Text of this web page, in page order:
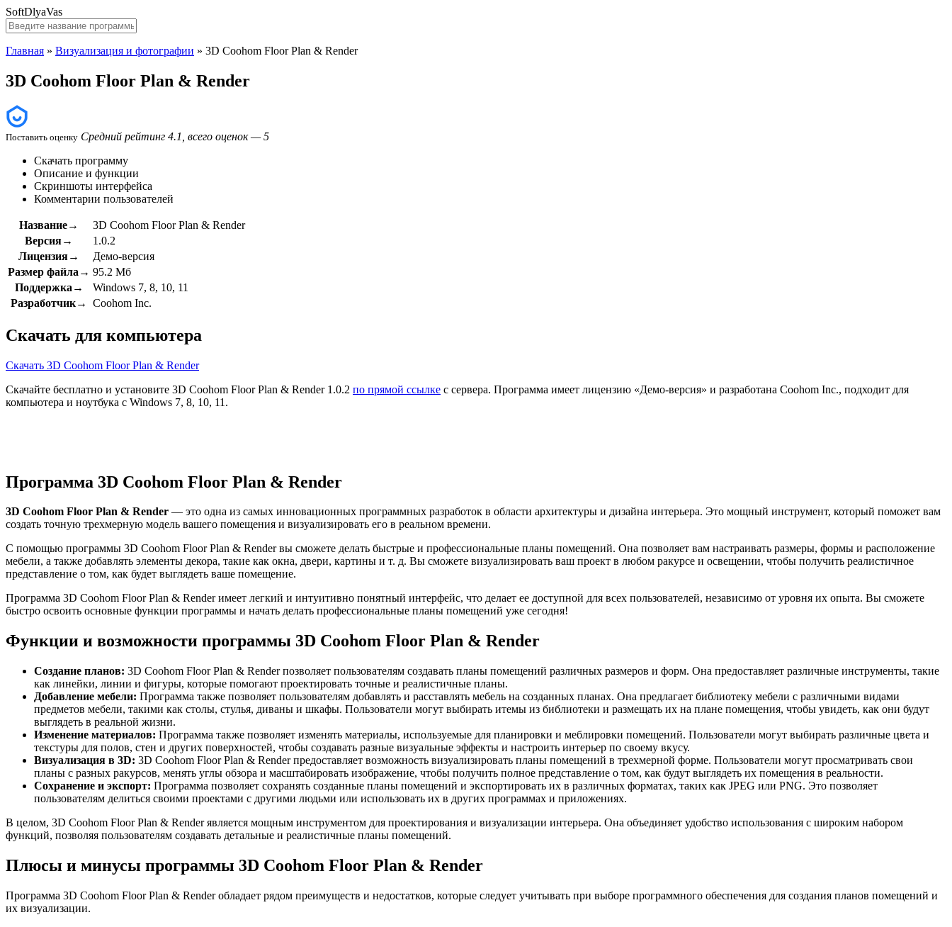
SoftDlyaVas
Главная » Визуализация и фотографии » 3D Coohom Floor Plan & Render
3D Coohom Floor Plan & Render
Поставить оценку Средний рейтинг 4.1, всего оценок — 5
Скачать программу
Описание и функции
Скриншоты интерфейса
Комментарии пользователей
Название→
3D Coohom Floor Plan & Render
Версия→
1.0.2
Лицензия→
Демо-версия
Размер файла→ 95.2 Мб
Поддержка→
Windows 7, 8, 10, 11
Разработчик→
Coohom Inc.
Скачать для компьютера
Скачать 3D Coohom Floor Plan & Render
Скачайте бесплатно и установите 3D Coohom Floor Plan & Render 1.0.2 по прямой ссылке с сервера. Программа имеет лицензию «Демо-версия» и разработана Coohom Inc., подходит для
компьютера и ноутбука с Windows 7, 8, 10, 11.
Программа 3D Coohom Floor Plan & Render
3D Coohom Floor Plan & Render — это одна из самых инновационных программных разработок в области архитектуры и дизайна интерьера. Это мощный инструмент, который поможет вам
создать точную трехмерную модель вашего помещения и визуализировать его в реальном времени.
С помощью программы 3D Coohom Floor Plan & Render вы сможете делать быстрые и профессиональные планы помещений. Она позволяет вам настраивать размеры, формы и расположение
мебели, а также добавлять элементы декора, такие как окна, двери, картины и т. д. Вы сможете визуализировать ваш проект в любом ракурсе и освещении, чтобы получить реалистичное
представление о том, как будет выглядеть ваше помещение.
Программа 3D Coohom Floor Plan & Render имеет легкий и интуитивно понятный интерфейс, что делает ее доступной для всех пользователей, независимо от уровня их опыта. Вы сможете
быстро освоить основные функции программы и начать делать профессиональные планы помещений уже сегодня!
Функции и возможности программы 3D Coohom Floor Plan & Render
Создание планов: 3D Coohom Floor Plan & Render позволяет пользователям создавать планы помещений различных размеров и форм. Она предоставляет различные инструменты, такие
как линейки, линии и фигуры, которые помогают проектировать точные и реалистичные планы.
Добавление мебели: Программа также позволяет пользователям добавлять и расставлять мебель на созданных планах. Она предлагает библиотеку мебели с различными видами
предметов мебели, такими как столы, стулья, диваны и шкафы. Пользователи могут выбирать итемы из библиотеки и размещать их на плане помещения, чтобы увидеть, как они будут
выглядеть в реальной жизни.
Изменение материалов: Программа также позволяет изменять материалы, используемые для планировки и меблировки помещений. Пользователи могут выбирать различные цвета и
текстуры для полов, стен и других поверхностей, чтобы создавать разные визуальные эффекты и настроить интерьер по своему вкусу.
Визуализация в 3D: 3D Coohom Floor Plan & Render предоставляет возможность визуализировать планы помещений в трехмерной форме. Пользователи могут просматривать свои
планы с разных ракурсов, менять углы обзора и масштабировать изображение, чтобы получить полное представление о том, как будут выглядеть их помещения в реальности.
Сохранение и экспорт: Программа позволяет сохранять созданные планы помещений и экспортировать их в различных форматах, таких как JPEG или PNG. Это позволяет
пользователям делиться своими проектами с другими людьми или использовать их в других программах и приложениях.
В целом, 3D Coohom Floor Plan & Render является мощным инструментом для проектирования и визуализации интерьера. Она объединяет удобство использования с широким набором
функций, позволяя пользователям создавать детальные и реалистичные планы помещений.
Плюсы и минусы программы 3D Coohom Floor Plan & Render
Программа 3D Coohom Floor Plan & Render обладает рядом преимуществ и недостатков, которые следует учитывать при выборе программного обеспечения для создания планов помещений и
их визуализации.